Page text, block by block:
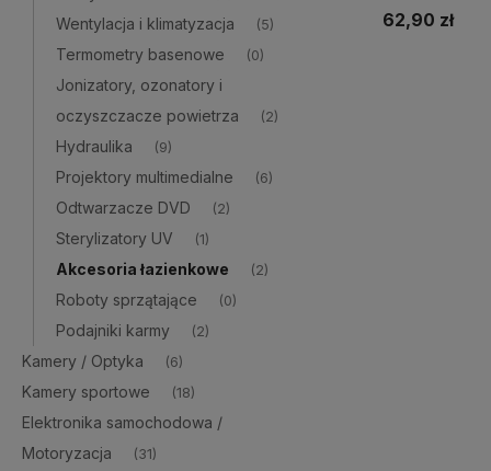
Wentylacja i klimatyzacja (5)
Termometry basenowe (0)
Jonizatory, ozonatory i
oczyszczacze powietrza
(2)
Hydraulika (9)
Projektory multimedialne (6)
Odtwarzacze DVD (2)
Sterylizatory UV (1)
Akcesoria łazienkowe (2)
Roboty sprzątające (0)
Podajniki karmy (2)
Kamery / Optyka (6)
Kamery sportowe (18)
Elektronika samochodowa /
Motoryzacja
(31)
62,90 zł